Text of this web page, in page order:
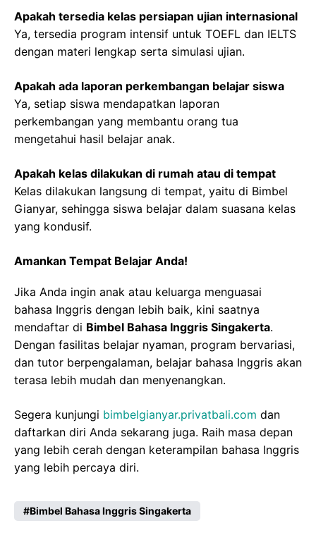
Apakah tersedia kelas persiapan ujian internasional
Ya, tersedia program intensif untuk TOEFL dan IELTS
dengan materi lengkap serta simulasi ujian.
Apakah ada laporan perkembangan belajar siswa
Ya, setiap siswa mendapatkan laporan
perkembangan yang membantu orang tua
mengetahui hasil belajar anak.
Apakah kelas dilakukan di rumah atau di tempat
Kelas dilakukan langsung di tempat, yaitu di Bimbel
Gianyar, sehingga siswa belajar dalam suasana kelas
yang kondusif.
Amankan Tempat Belajar Anda!
Jika Anda ingin anak atau keluarga menguasai
bahasa Inggris dengan lebih baik, kini saatnya
mendaftar di Bimbel Bahasa Inggris Singakerta.
Dengan fasilitas belajar nyaman, program bervariasi,
dan tutor berpengalaman, belajar bahasa Inggris akan
terasa lebih mudah dan menyenangkan.
Segera kunjungi bimbelgianyar.privatbali.com dan
daftarkan diri Anda sekarang juga. Raih masa depan
yang lebih cerah dengan keterampilan bahasa Inggris
yang lebih percaya diri.
Bimbel Bahasa Inggris Singakerta